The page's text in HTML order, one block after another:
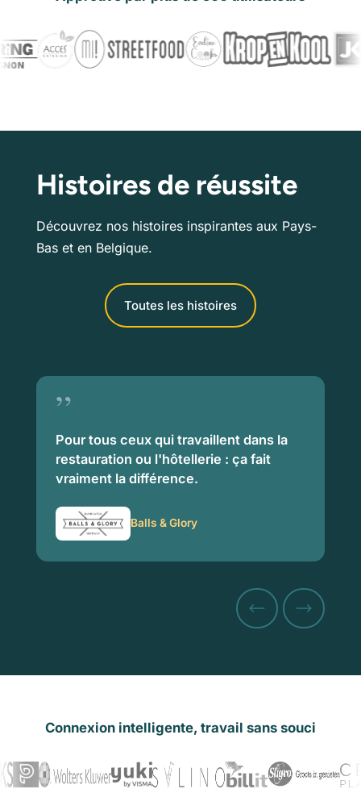
Histoires de réussite
Découvrez nos histoires inspirantes aux Pays-
Bas et en Belgique.
Toutes les histoires
”
Pour tous ceux qui travaillent dans la
restauration ou l'hôtellerie : ça fait
vraiment la différence.
Balls & Glory
Connexion intelligente, travail sans souci